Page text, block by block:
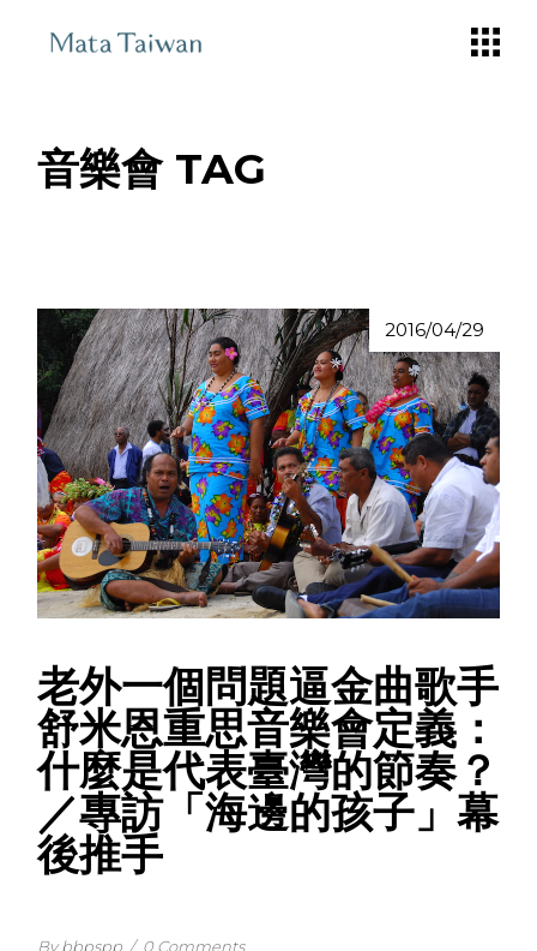
音樂會 TAG
2016/04/29
老外一個問題逼金曲歌手
舒米恩重思音樂會定義：
什麼是代表臺灣的節奏？
／專訪「海邊的孩子」幕
後推手
By bbpspp / 0 Comments